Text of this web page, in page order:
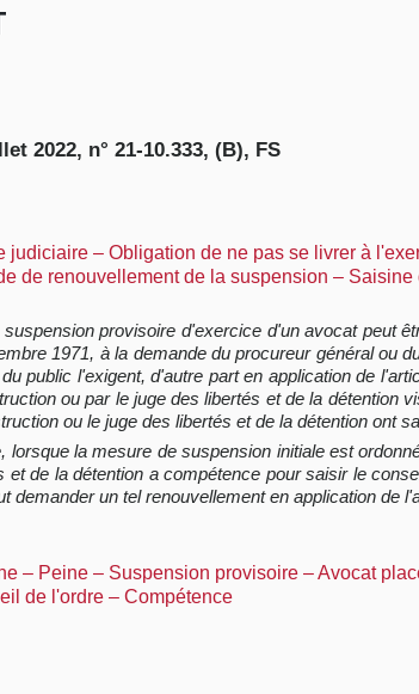
2022, n° 21-10.333, (B), FS
judiciaire – Obligation de ne pas se livrer à
de renouvellement de la suspension –
provisoire d'exercice d'un avocat peut
1971, à la demande du procureur général ou
public l'exigent, d'autre part en application de
ou par le juge des libertés et de la détention
ou le juge des libertés et de la détention ont
lorsque la mesure de suspension initiale est
et de la détention a compétence pour saisir le
demander un tel renouvellement en application de
– Peine – Suspension provisoire – Avocat
de l'ordre – Compétence